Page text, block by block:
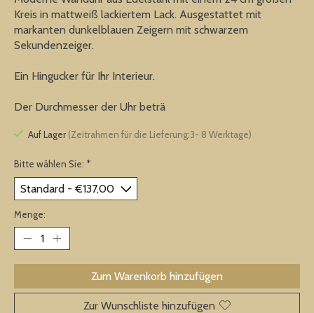
Kreis in mattweiß lackiertem Lack. Ausgestattet mit
markanten dunkelblauen Zeigern mit schwarzem
Sekundenzeiger.
Ein Hingucker für Ihr Interieur.
Der Durchmesser der Uhr beträ
Auf Lager (Zeitrahmen für die Lieferung:3- 8 Werktage)
Bitte wählen Sie: *
Menge:
Zum Warenkorb hinzufügen
Zur Wunschliste hinzufügen